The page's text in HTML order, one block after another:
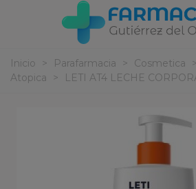
Inicio > Parafarmacia > Cosmetica >
Atopica
> LETI AT4 LECHE